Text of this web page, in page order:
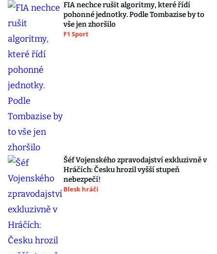
FIA nechce rušit algoritmy, které řídí
pohonné jednotky. Podle Tombazise by to
vše jen zhoršilo
F1 Sport
Šéf Vojenského zpravodajství exkluzivně v
Hráčích: Česku hrozil vyšší stupeň
nebezpečí!
Blesk hráči